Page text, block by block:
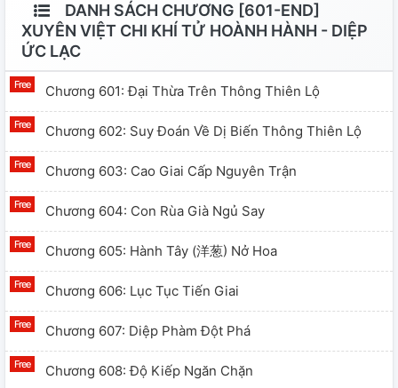
DANH SÁCH CHƯƠNG [601-END]
XUYÊN VIỆT CHI KHÍ TỬ HOÀNH HÀNH - DIỆP
ỨC LẠC
Chương 601: Đại Thừa Trên Thông Thiên Lộ
Chương 602: Suy Đoán Về Dị Biến Thông Thiên Lộ
Chương 603: Cao Giai Cấp Nguyên Trận
Chương 604: Con Rùa Già Ngủ Say
Chương 605: Hành Tây (洋葱) Nở Hoa
Chương 606: Lục Tục Tiến Giai
Chương 607: Diệp Phàm Đột Phá
Chương 608: Độ Kiếp Ngăn Chặn